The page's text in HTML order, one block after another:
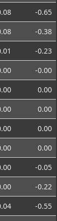
-0.65
-0.38
-0.23
-0.00
0.00
0.00
0.00
0.00
-0.05
-0.22
-0.55